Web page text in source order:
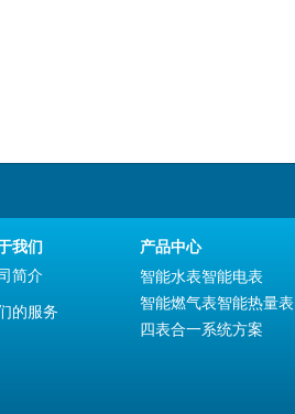
产品中心
智能水表智能电表
智能燃气表智能热量表
四表合一系统方案
我们
简介
的服务